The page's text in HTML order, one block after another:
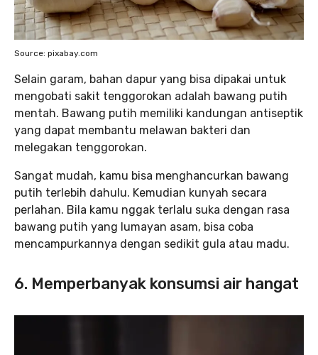
Source: pixabay.com
Selain garam, bahan dapur yang bisa dipakai untuk
mengobati sakit tenggorokan adalah bawang putih
mentah. Bawang putih memiliki kandungan antiseptik
yang dapat membantu melawan bakteri dan
melegakan tenggorokan.
Sangat mudah, kamu bisa menghancurkan bawang
putih terlebih dahulu. Kemudian kunyah secara
perlahan. Bila kamu nggak terlalu suka dengan rasa
bawang putih yang lumayan asam, bisa coba
mencampurkannya dengan sedikit gula atau madu.
6. Memperbanyak konsumsi air hangat